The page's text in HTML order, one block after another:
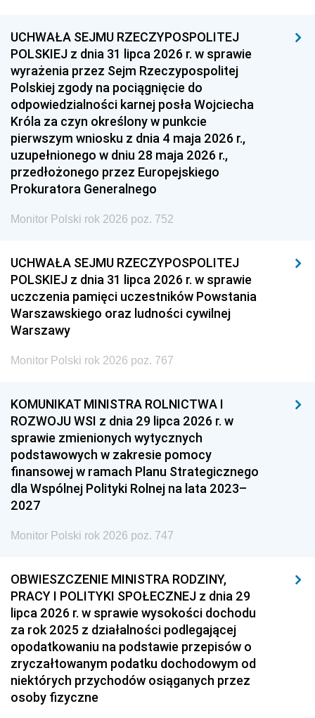
UCHWAŁA SEJMU RZECZYPOSPOLITEJ
POLSKIEJ z dnia 31 lipca 2026 r. w sprawie
wyrażenia przez Sejm Rzeczypospolitej
Polskiej zgody na pociągnięcie do
odpowiedzialności karnej posła Wojciecha
Króla za czyn określony w punkcie
pierwszym wniosku z dnia 4 maja 2026 r.,
uzupełnionego w dniu 28 maja 2026 r.,
przedłożonego przez Europejskiego
Prokuratora Generalnego
Monitor Polski rok 2026 poz. 752
UCHWAŁA SEJMU RZECZYPOSPOLITEJ
POLSKIEJ z dnia 31 lipca 2026 r. w sprawie
uczczenia pamięci uczestników Powstania
Warszawskiego oraz ludności cywilnej
Warszawy
Monitor Polski rok 2026 poz. 767
KOMUNIKAT MINISTRA ROLNICTWA I
ROZWOJU WSI z dnia 29 lipca 2026 r. w
sprawie zmienionych wytycznych
podstawowych w zakresie pomocy
finansowej w ramach Planu Strategicznego
dla Wspólnej Polityki Rolnej na lata 2023–
2027
Monitor Polski rok 2026 poz. 747
OBWIESZCZENIE MINISTRA RODZINY,
PRACY I POLITYKI SPOŁECZNEJ z dnia 29
lipca 2026 r. w sprawie wysokości dochodu
za rok 2025 z działalności podlegającej
opodatkowaniu na podstawie przepisów o
zryczałtowanym podatku dochodowym od
niektórych przychodów osiąganych przez
osoby fizyczne